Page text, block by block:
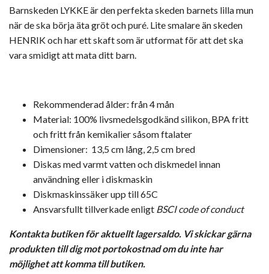
Barnskeden LYKKE är den perfekta skeden barnets lilla mun
när de ska börja äta gröt och puré. Lite smalare än skeden
HENRIK och har ett skaft som är utformat för att det ska
vara smidigt att mata ditt barn.
Rekommenderad ålder: från 4 mån
Material: 100% livsmedelsgodkänd silikon, BPA fritt
och fritt från kemikalier såsom ftalater
Dimensioner: 13,5 cm lång, 2,5 cm bred
Diskas med varmt vatten och diskmedel innan
användning eller i diskmaskin
Diskmaskinssäker upp till 65C
Ansvarsfullt tillverkade enligt BSCI code of conduct
Kontakta butiken för aktuellt lagersaldo. Vi skickar gärna
produkten till dig mot portokostnad om du inte har
möjlighet att komma till butiken.